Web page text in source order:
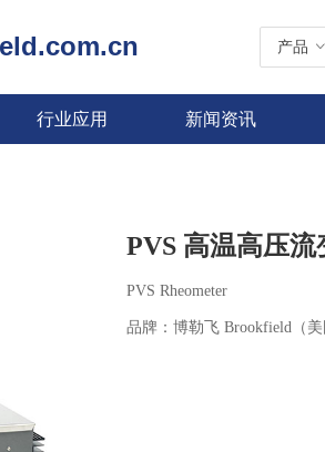
产品
行业应用 新闻资讯
PVS Rheometer
品牌：博勒飞 Brookfield（
PVS 高温高压流